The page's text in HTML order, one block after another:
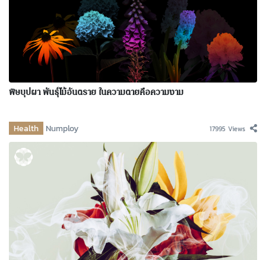
พิษบุปผา พันธุ์ไม้อันตราย ในความตายคือความงาม
Health Numploy 17995 Views